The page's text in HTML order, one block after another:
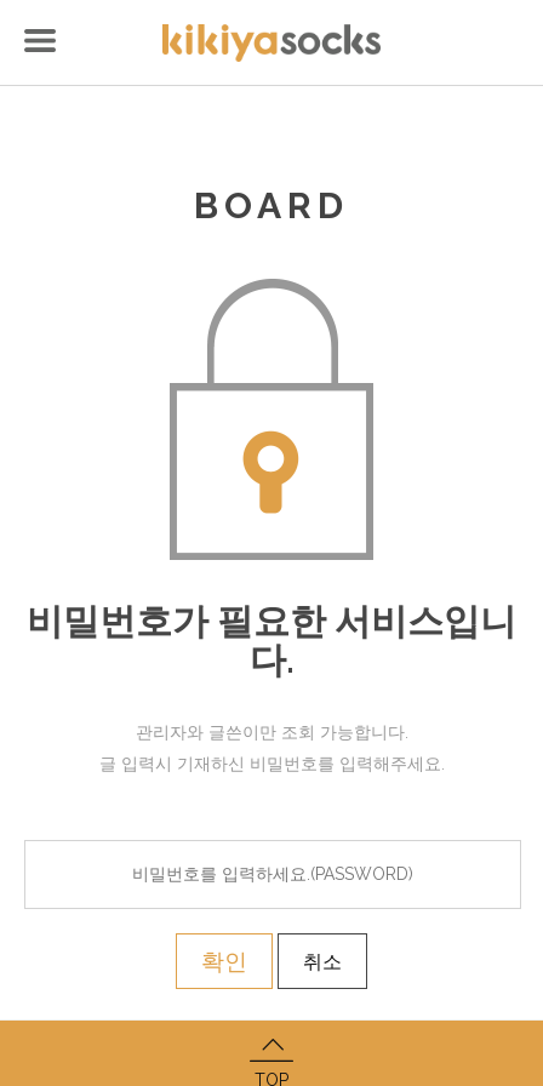
BOARD
비밀번호가 필요한 서비스입니
다.
관리자와 글쓴이만 조회 가능합니다.
글 입력시 기재하신 비밀번호를 입력해주세요.
확인 취소
TOP